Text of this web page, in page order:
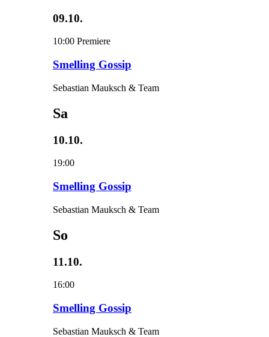
09.10.
10:00 Premiere
Smelling Gossip
Sebastian Mauksch & Team
Sa
10.10.
19:00
Smelling Gossip
Sebastian Mauksch & Team
So
11.10.
16:00
Smelling Gossip
Sebastian Mauksch & Team